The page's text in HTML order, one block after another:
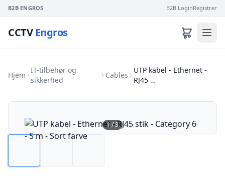
B2B ENGROS B2B LoginRegistrer
CCTVEngros
Hjem
IT-tilbehør og
sikkerhed
Cables
UTP kabel - Ethernet -
RJ45 …
1/3